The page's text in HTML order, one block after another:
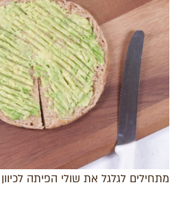
מתחילים לגלגל את שולי הפיתה